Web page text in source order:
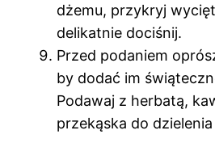
dżemu, przykryj
delikatnie dociśnij.
Przed podaniem
by dodać im
Podawaj z herbatą,
przekąska do dzielenia